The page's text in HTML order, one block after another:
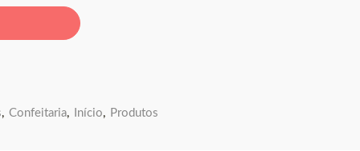
, Confeitaria, Início, Produtos